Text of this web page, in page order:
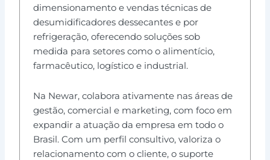
dimensionamento e vendas técnicas de
desumidificadores dessecantes e por
refrigeração, oferecendo soluções sob
medida para setores como o alimentício,
farmacêutico, logístico e industrial.
Na Newar, colabora ativamente nas áreas de
gestão, comercial e marketing, com foco em
expandir a atuação da empresa em todo o
Brasil. Com um perfil consultivo, valoriza o
relacionamento com o cliente, o suporte